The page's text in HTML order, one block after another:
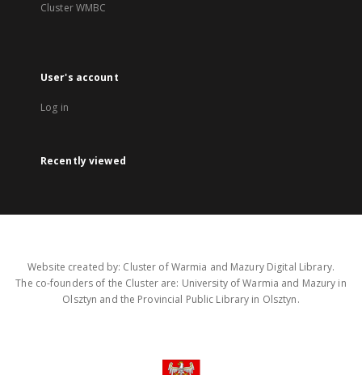
Cluster WMBC
User's account
Log in
Recently viewed
Website created by: Cluster of Warmia and Mazury Digital Library.
The co-founders of the Cluster are: University of Warmia and Mazury in
Olsztyn and the Provincial Public Library in Olsztyn.